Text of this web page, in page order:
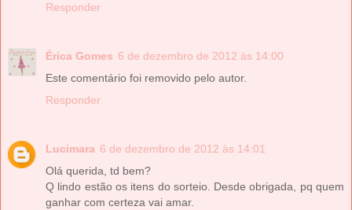
Responder
Érica Gomes 6 de dezembro de 2012 às 14:00
Este comentário foi removido pelo autor.
Responder
Lucimara 6 de dezembro de 2012 às 14:01
Olá querida, td bem?
Q lindo estão os itens do sorteio. Desde obrigada, pq quem
ganhar com certeza vai amar.